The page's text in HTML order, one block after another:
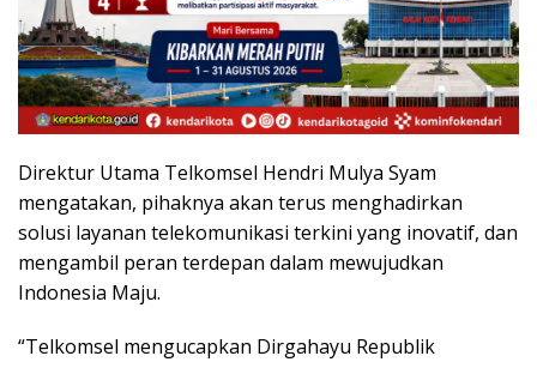
Direktur Utama Telkomsel Hendri Mulya Syam
mengatakan, pihaknya akan terus menghadirkan
solusi layanan telekomunikasi terkini yang inovatif, dan
mengambil peran terdepan dalam mewujudkan
Indonesia Maju.
“Telkomsel mengucapkan Dirgahayu Republik